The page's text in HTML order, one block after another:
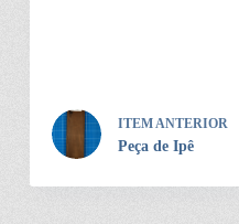
ITEM ANTERIOR
Peça de Ipê